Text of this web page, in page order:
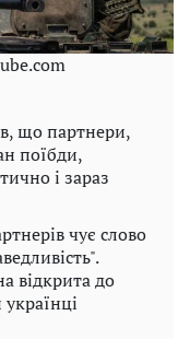
що партнери,
поїбди,
і зараз
чує слово
відкрита до